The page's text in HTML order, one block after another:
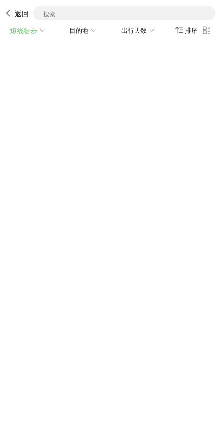
返回
短线徒步
目的地 出行天数 排序